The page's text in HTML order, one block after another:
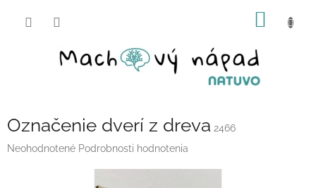
Označenie dverí z dreva 2466
Priemerné
Neohodnotené Podrobnosti hodnotenia